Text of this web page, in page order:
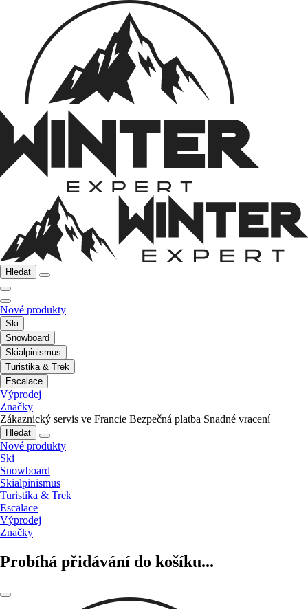
Hledat
Nové produkty
Ski
Snowboard
Skialpinismus
Turistika & Trek
Escalace
Výprodej
Značky
Zákaznický servis ve Francie Bezpečná platba Snadné vracení
Hledat
Nové produkty
Ski
Snowboard
Skialpinismus
Turistika & Trek
Escalace
Výprodej
Značky
Probíhá přidávání do košíku...